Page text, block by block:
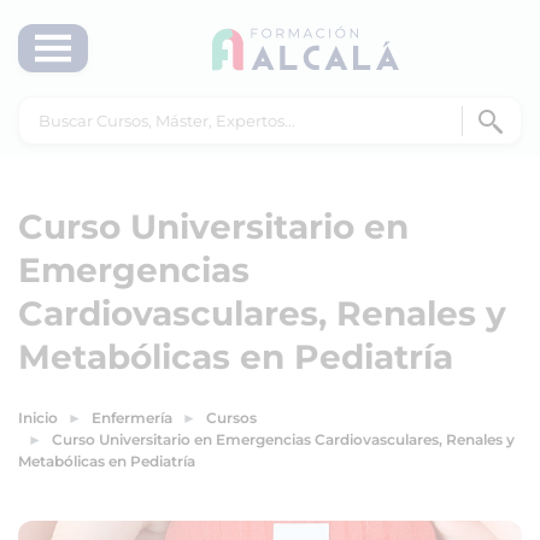
Curso Universitario en
Emergencias
Cardiovasculares, Renales y
Metabólicas en Pediatría
Inicio Enfermería
Cursos
Curso Universitario en Emergencias Cardiovasculares, Renales y
Metabólicas en Pediatría